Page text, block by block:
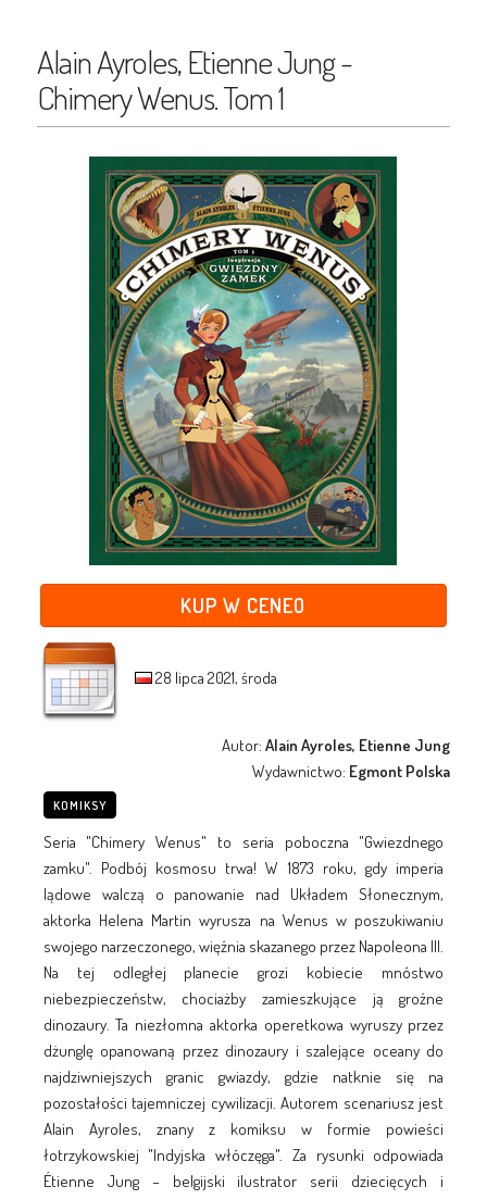
Alain Ayroles, Etienne Jung -
Chimery Wenus. Tom 1
KUP W CENEO
28 lipca 2021, środa
Autor:Alain Ayroles, Etienne Jung
Wydawnictwo: Egmont Polska
KOMIKSY
Seria "Chimery Wenus" to seria poboczna "Gwiezdnego
zamku". Podbój kosmosu trwa! W 1873 roku, gdy imperia
lądowe walczą o panowanie nad Układem Słonecznym,
aktorka Helena Martin wyrusza na Wenus w poszukiwaniu
swojego narzeczonego, więźnia skazanego przez Napoleona III.
Na tej odległej planecie grozi kobiecie mnóstwo
niebezpieczeństw, chociażby zamieszkujące ją groźne
dinozaury. Ta niezłomna aktorka operetkowa wyruszy przez
dżunglę opanowaną przez dinozaury i szalejące oceany do
najdziwniejszych granic gwiazdy, gdzie natknie się na
pozostałości tajemniczej cywilizacji. Autorem scenariusz jest
Alain Ayroles, znany z komiksu w formie powieści
łotrzykowskiej "Indyjska włóczęga". Za rysunki odpowiada
Étienne Jung – belgijski ilustrator serii dziecięcych i